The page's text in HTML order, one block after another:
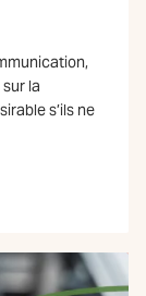
la
s’ils ne